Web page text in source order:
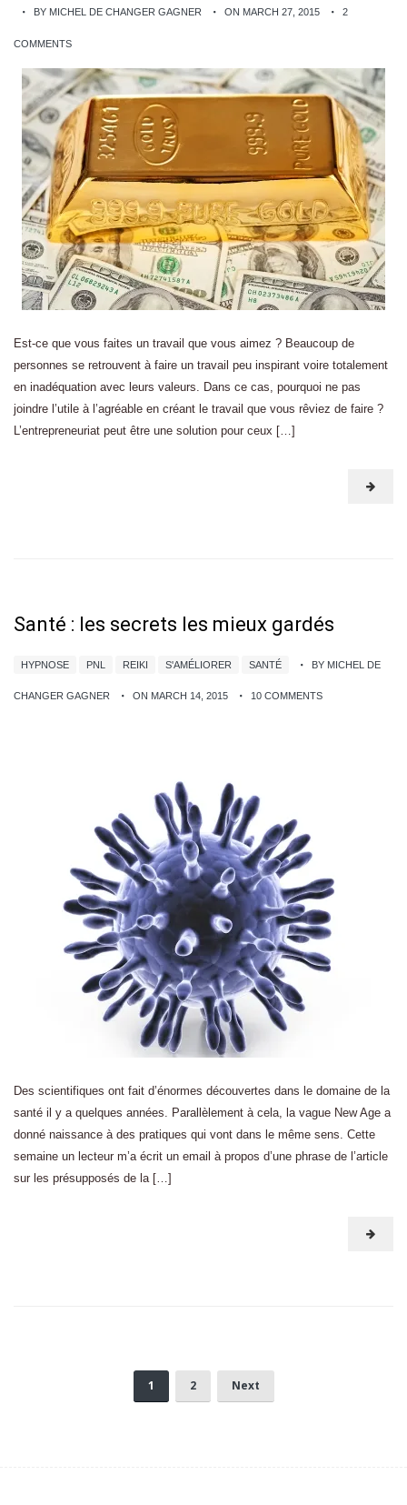
BY MICHEL DE CHANGER GAGNER ON MARCH 27, 2015 2
COMMENTS
Est-ce que vous faites un travail que vous aimez ? Beaucoup de
personnes se retrouvent à faire un travail peu inspirant voire totalement
en inadéquation avec leurs valeurs. Dans ce cas, pourquoi ne pas
joindre l’utile à l’agréable en créant le travail que vous rêviez de faire ?
L’entrepreneuriat peut être une solution pour ceux […]
Santé : les secrets les mieux gardés
HYPNOSE PNL REIKI S'AMÉLIORER SANTÉ BY MICHEL DE
CHANGER GAGNER ON MARCH 14, 2015 10 COMMENTS
Des scientifiques ont fait d’énormes découvertes dans le domaine de la
santé il y a quelques années. Parallèlement à cela, la vague New Age a
donné naissance à des pratiques qui vont dans le même sens. Cette
semaine un lecteur m’a écrit un email à propos d’une phrase de l’article
sur les présupposés de la […]
1 2 Next